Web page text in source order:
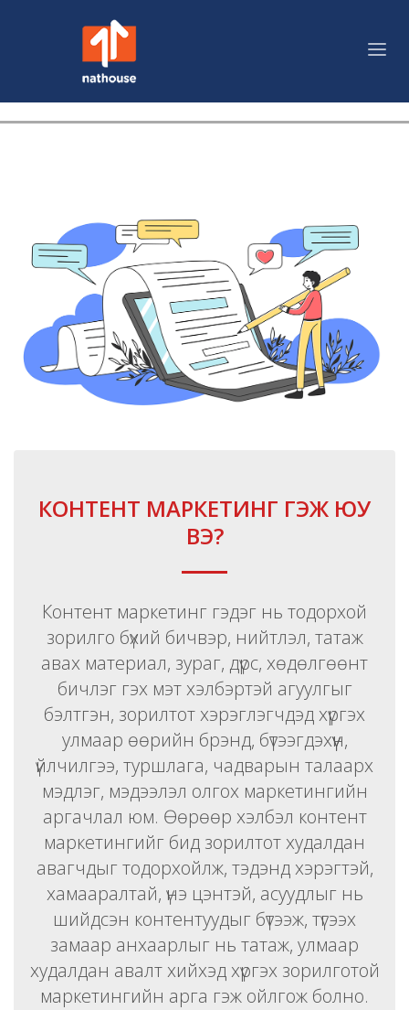
КОНТЕНТ МАРКЕТИНГ ГЭЖ ЮУ
ВЭ?
Контент маркетинг гэдэг нь тодорхой
зорилго бүхий бичвэр, нийтлэл, татаж
авах материал, зураг, дүрс, хөдөлгөөнт
бичлэг гэх мэт хэлбэртэй агуулгыг
бэлтгэн, зорилтот хэрэглэгчдэд хүргэх
улмаар өөрийн брэнд, бүтээгдэхүүн,
үйлчилгээ, туршлага, чадварын талаарх
мэдлэг, мэдээлэл олгох маркетингийн
аргачлал юм. Өөрөөр хэлбэл контент
маркетингийг бид зорилтот худалдан
авагчдыг тодорхойлж, тэдэнд хэрэгтэй,
хамааралтай, үнэ цэнтэй, асуудлыг нь
шийдсэн контентуудыг бүтээж, түгээх
замаар анхаарлыг нь татаж, улмаар
худалдан авалт хийхэд хүргэх зорилготой
маркетингийн арга гэж ойлгож болно.